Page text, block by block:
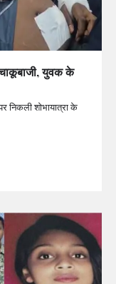
युवक के
शोभायात्रा के